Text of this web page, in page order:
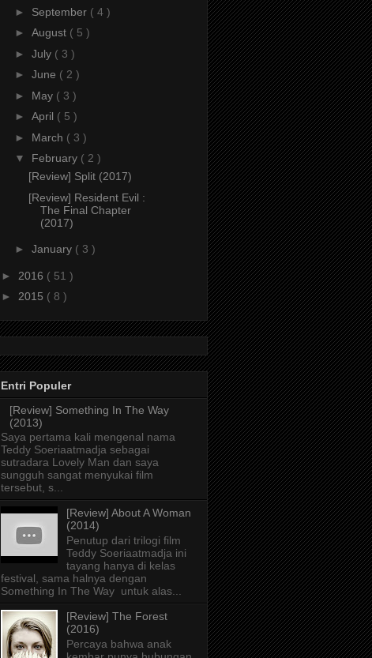
► September ( 4 )
► August ( 5 )
► July ( 3 )
► June ( 2 )
► May ( 3 )
► April ( 5 )
► March ( 3 )
▼ February ( 2 )
[Review] Split (2017)
[Review] Resident Evil :
The Final Chapter
(2017)
► January ( 3 )
► 2016 ( 51 )
► 2015 ( 8 )
Entri Populer
[Review] Something In The Way
(2013)
Saya pertama kali mengenal nama
Teddy Soeriaatmadja sebagai
sutradara Lovely Man dan saya
sungguh sangat menyukai film
tersebut, s...
[Review] About A Woman
(2014)
Penutup dari trilogi film
Teddy Soeriaatmadja ini
tayang hanya di kelas
festival, sama halnya dengan
Something In The Way untuk alas...
[Review] The Forest
(2016)
Percaya bahwa anak